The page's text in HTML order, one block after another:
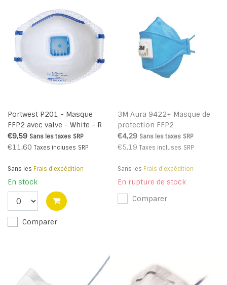
Portwest P201 - Masque
FFP2 avec valve - White - R
€9,59 Sans les taxes SRP
€11,60 Taxes incluses SRP
Sans les Frais d'expédition
En stock
Comparer
3M Aura 9422+ Masque de
protection FFP2
€4,29 Sans les taxes SRP
€5,19 Taxes incluses SRP
Sans les Frais d'expédition
En rupture de stock
Comparer